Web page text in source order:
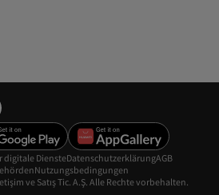
ve Satış Tic. A.Ş. Alle Rechte vorbehalten.
digitale DiensteDatenschutzerklärungAGB
Nutzungsbedingungen